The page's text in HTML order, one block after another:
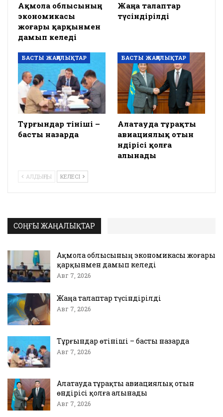
Ақмола облысының
экономикасы
жоғары қарқынмен
дамып келеді
Жаңа талаптар
түсіндірілді
БАСТЫ ЖАҢАЛЫҚТАР
Тұрғындар өтініші –
басты назарда
БАСТЫ ЖАҢАЛЫҚТАР
Алатауда тұрақты
авиациялық отын
өндірісі қолға
алынады
АЛДЫҢҒЫ КЕЛЕСІ
СОҢҒЫ ЖАҢАЛЫҚТАР
Ақмола облысының экономикасы жоғары
қарқынмен дамып келеді
Авг 7, 2026
Жаңа талаптар түсіндірілді
Авг 7, 2026
Тұрғындар өтініші – басты назарда
Авг 7, 2026
Алатауда тұрақты авиациялық отын
өндірісі қолға алынады
Авг 7, 2026